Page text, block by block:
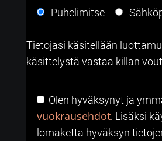
Puhelimitse
Tietojasi käsitellään
käsittelystä vastaa killan
Olen hyväksynyt ja
vuokrausehdot. Lisäksi
lomaketta hyväksyn